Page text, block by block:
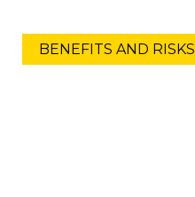
BENEFITS AND RISKS